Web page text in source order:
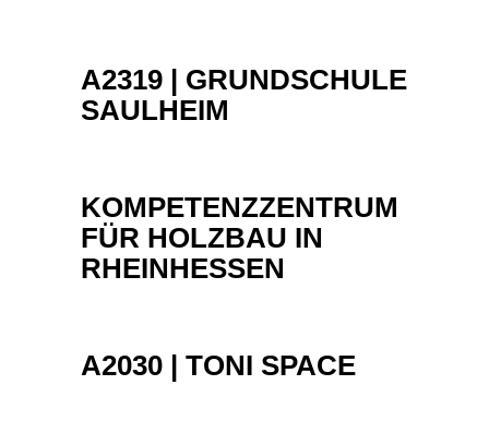
A2319 | GRUNDSCHULE
SAULHEIM
KOMPETENZZENTRUM
FÜR HOLZBAU IN
RHEINHESSEN
A2030 | TONI SPACE